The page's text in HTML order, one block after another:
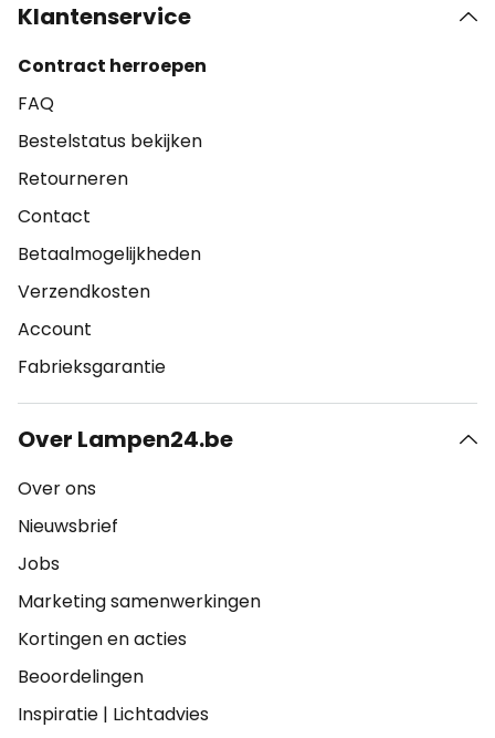
Klantenservice
Contract herroepen
FAQ
Bestelstatus bekijken
Retourneren
Contact
Betaalmogelijkheden
Verzendkosten
Account
Fabrieksgarantie
Over Lampen24.be
Over ons
Nieuwsbrief
Jobs
Marketing samenwerkingen
Kortingen en acties
Beoordelingen
Inspiratie | Lichtadvies